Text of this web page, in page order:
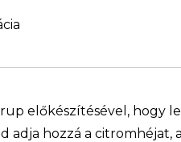
előkészítésével, hogy
adja hozzá a citromhéjat,